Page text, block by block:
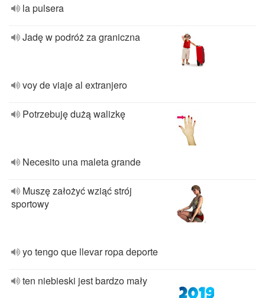
la pulsera
Jadę w podróż za graniczna
voy de viaje al extranjero
Potrzebuję dużą walizkę
Necesito una maleta grande
Muszę założyć wziąć strój
sportowy
yo tengo que llevar ropa deporte
ten niebieski jest bardzo mały